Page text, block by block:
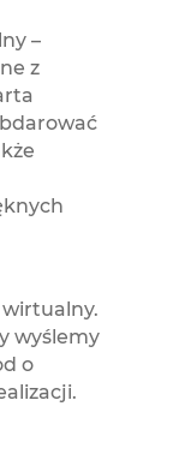
–
z
wyślemy
o